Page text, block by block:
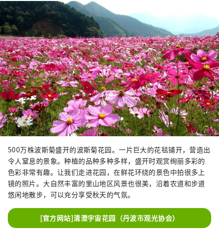
500万株波斯菊盛开的波斯菊花园。一片巨大的花毯铺开，营造出
令人窒息的景象。种植的品种多种多样，盛开时观赏绚丽多彩的
色彩非常有趣。让我们走进花园，在鲜花环绕的景色中拍很多上
镜的照片。大自然丰富的里山地区风景也很美，沿着农道和步道
悠闲地散步，可以充分享受秋天的气氛。
[官方网站]清澄宇宙花园（丹波市观光协会）